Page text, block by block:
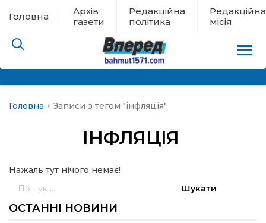
Головна
Архів
газети
Редакційна
політика
Редакційна
місія
новини
Головна Записи з тегом "інфляція"
ІНФЛЯЦІЯ
Нажаль тут нічого немає!
ОСТАННІ НОВИНИ